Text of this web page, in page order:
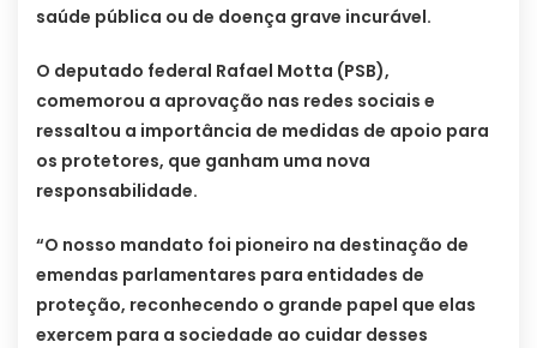
saúde pública ou de doença grave incurável.
O deputado federal Rafael Motta (PSB),
comemorou a aprovação nas redes sociais e
ressaltou a importância de medidas de apoio para
os protetores, que ganham uma nova
responsabilidade.
“O nosso mandato foi pioneiro na destinação de
emendas parlamentares para entidades de
proteção, reconhecendo o grande papel que elas
exercem para a sociedade ao cuidar desses